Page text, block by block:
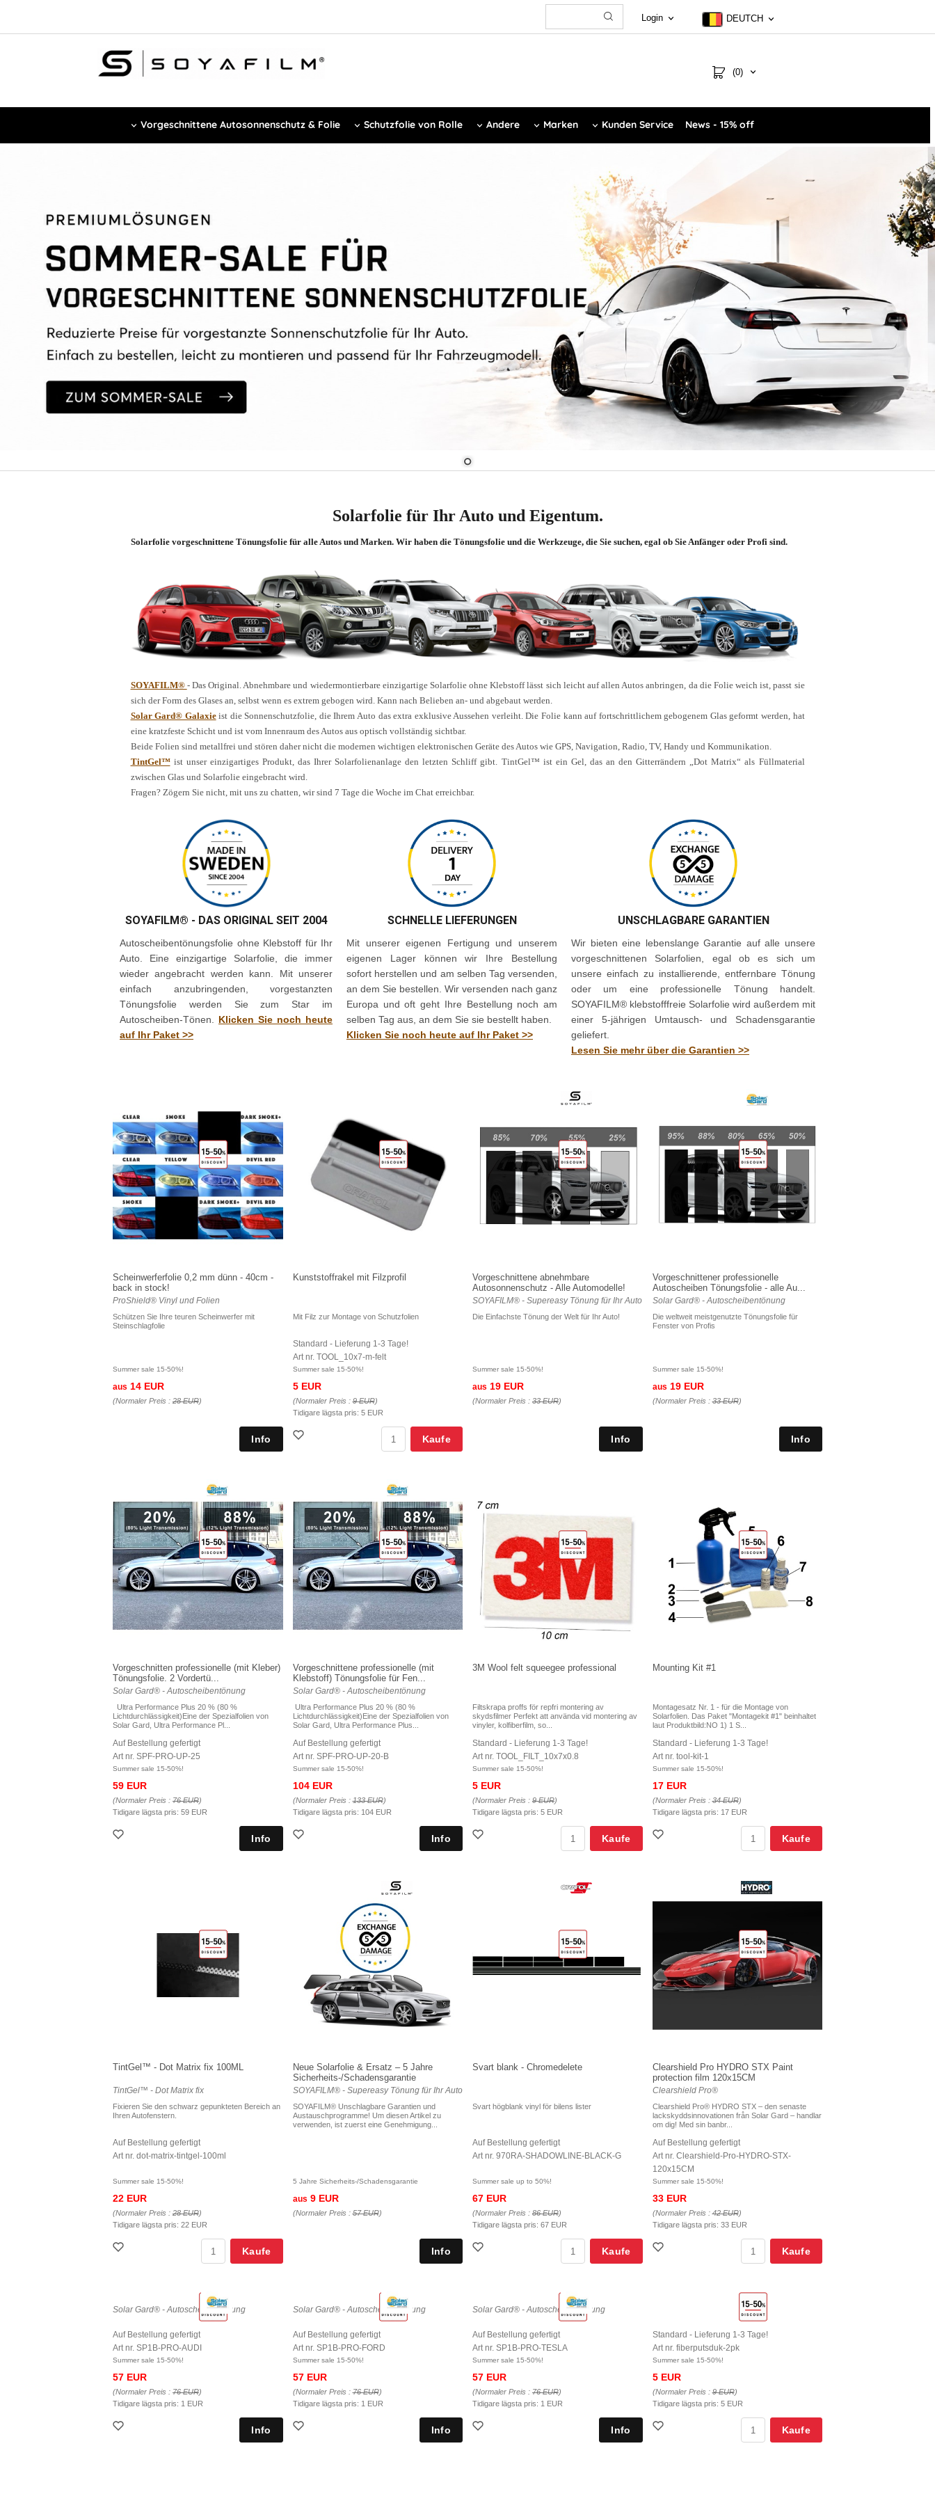
Login DEUTCH
(0)
Vorgeschnittene Autosonnenschutz & Folie Schutzfolie von Rolle Andere Marken Kunden Service News - 15% off
Solarfolie für Ihr Auto und Eigentum.
Solarfolie vorgeschnittene Tönungsfolie für alle Autos und Marken. Wir haben die Tönungsfolie und die Werkzeuge, die Sie suchen, egal ob Sie Anfänger oder Profi sind.
SOYAFILM® - Das Original. Abnehmbare und wiedermontierbare einzigartige Solarfolie ohne Klebstoff lässt sich leicht auf allen Autos anbringen, da die Folie weich ist, passt sie
sich der Form des Glases an, selbst wenn es extrem gebogen wird. Kann nach Belieben an- und abgebaut werden.
Solar Gard® Galaxieist die Sonnenschutzfolie, die Ihrem Auto das extra exklusive Aussehen verleiht. Die Folie kann auf fortschrittlichem gebogenem Glas geformt werden, hat
eine kratzfeste Schicht und ist vom Innenraum des Autos aus optisch vollständig sichtbar.
Beide Folien sind metallfrei und stören daher nicht die modernen wichtigen elektronischen Geräte des Autos wie GPS, Navigation, Radio, TV, Handy und Kommunikation.
TintGel™ist unser einzigartiges Produkt, das Ihrer Solarfolienanlage den letzten Schliff gibt. TintGel™ ist ein Gel, das an den Gitterrändern „Dot Matrix“ als Füllmaterial
zwischen Glas und Solarfolie eingebracht wird.
Fragen? Zögern Sie nicht, mit uns zu chatten, wir sind 7 Tage die Woche im Chat erreichbar.
SOYAFILM® - DAS ORIGINAL SEIT 2004
Autoscheibentönungsfolie ohne Klebstoff für Ihr
Auto. Eine einzigartige Solarfolie, die immer
wieder angebracht werden kann. Mit unserer
einfach anzubringenden, vorgestanzten
Tönungsfolie werden Sie zum Star im
Autoscheiben-Tönen. Klicken Sie noch heute
auf Ihr Paket >>
SCHNELLE LIEFERUNGEN
Mit unserer eigenen Fertigung und unserem
eigenen Lager können wir Ihre Bestellung
sofort herstellen und am selben Tag versenden,
an dem Sie bestellen. Wir versenden nach ganz
Europa und oft geht Ihre Bestellung noch am
selben Tag aus, an dem Sie sie bestellt haben.
Klicken Sie noch heute auf Ihr Paket >>
UNSCHLAGBARE GARANTIEN
Wir bieten eine lebenslange Garantie auf alle unsere
vorgeschnittenen Solarfolien, egal ob es sich um
unsere einfach zu installierende, entfernbare Tönung
oder um eine professionelle Tönung handelt.
SOYAFILM® klebstofffreie Solarfolie wird außerdem mit
einer 5-jährigen Umtausch- und Schadensgarantie
geliefert.
Lesen Sie mehr über die Garantien >>
Scheinwerferfolie 0,2 mm dünn - 40cm -
back in stock!
ProShield® Vinyl und Folien
Schützen Sie Ihre teuren Scheinwerfer mit
Steinschlagfolie
Summer sale 15-50%!
aus 14 EUR
(Normaler Preis : 28 EUR)
Kunststoffrakel mit Filzprofil
Mit Filz zur Montage von Schutzfolien
Standard - Lieferung 1-3 Tage!
Art nr. TOOL_10x7-m-felt
Summer sale 15-50%!
5 EUR
(Normaler Preis :9 EUR)
Tidigare lägsta pris: 5 EUR
Kaufe
Vorgeschnittene abnehmbare
Autosonnenschutz - Alle Automodelle!
SOYAFILM® - Supereasy Tönung für Ihr Auto
Die Einfachste Tönung der Welt für Ihr Auto!
Summer sale 15-50%!
aus 19 EUR
(Normaler Preis : 33 EUR)
Vorgeschnittener professionelle
Autoscheiben Tönungsfolie - alle Au...
Solar Gard® - Autoscheibentönung
Die weltweit meistgenutzte Tönungsfolie für
Fenster von Profis
Summer sale 15-50%!
aus 19 EUR
(Normaler Preis :33 EUR)
Vorgeschnitten professionelle (mit Kleber)
Tönungsfolie. 2 Vordertü...
Solar Gard® - Autoscheibentönung
Ultra Performance Plus 20 % (80 %
Lichtdurchlässigkeit)Eine der Spezialfolien von
Solar Gard, Ultra Performance Pl...
Auf Bestellung gefertigt
Art nr. SPF-PRO-UP-25
Summer sale 15-50%!
59 EUR
(Normaler Preis : 76 EUR)
Tidigare lägsta pris: 59 EUR
Vorgeschnittene professionelle (mit
Klebstoff) Tönungsfolie für Fen...
Solar Gard® - Autoscheibentönung
Ultra Performance Plus 20 % (80 %
Lichtdurchlässigkeit)Eine der Spezialfolien von
Solar Gard, Ultra Performance Plus...
Auf Bestellung gefertigt
Art nr. SPF-PRO-UP-20-B
Summer sale 15-50%!
104 EUR
(Normaler Preis :133 EUR)
Tidigare lägsta pris: 104 EUR
3M Wool felt squeegee professional
Filtskrapa proffs för repfri montering av
skydsfilmer Perfekt att använda vid montering av
vinyler, kolfiberfilm, so...
Standard - Lieferung 1-3 Tage!
Art nr. TOOL_FILT_10x7x0.8
Summer sale 15-50%!
5 EUR
(Normaler Preis : 9 EUR)
Tidigare lägsta pris: 5 EUR
Kaufe
Mounting Kit #1
Montagesatz Nr. 1 - für die Montage von
Solarfolien. Das Paket "Montagekit #1" beinhaltet
laut Produktbild:NO 1) 1 S...
Standard - Lieferung 1-3 Tage!
Art nr. tool-kit-1
Summer sale 15-50%!
17 EUR
(Normaler Preis :34 EUR)
Tidigare lägsta pris: 17 EUR
Kaufe
TintGel™ - Dot Matrix fix 100ML
TintGel™ - Dot Matrix fix
Fixieren Sie den schwarz gepunkteten Bereich an
Ihren Autofenstern.
Auf Bestellung gefertigt
Art nr. dot-matrix-tintgel-100ml
Summer sale 15-50%!
22 EUR
(Normaler Preis : 28 EUR)
Tidigare lägsta pris: 22 EUR
Kaufe
Neue Solarfolie & Ersatz – 5 Jahre
Sicherheits-/Schadensgarantie
SOYAFILM® - Supereasy Tönung für Ihr Auto
SOYAFILM® Unschlagbare Garantien und
Austauschprogramme! Um diesen Artikel zu
verwenden, ist zuerst eine Genehmigung...
5 Jahre Sicherheits-/Schadensgarantie
aus 9 EUR
(Normaler Preis :57 EUR)
Svart blank - Chromedelete
Svart högblank vinyl för bilens lister
Auf Bestellung gefertigt
Art nr. 970RA-SHADOWLINE-BLACK-G
Summer sale up to 50%!
67 EUR
(Normaler Preis : 86 EUR)
Tidigare lägsta pris: 67 EUR
Kaufe
Clearshield Pro HYDRO STX Paint
protection film 120x15CM
Clearshield Pro®
Clearshield Pro® HYDRO STX – den senaste
lackskyddsinnovationen från Solar Gard – handlar
om dig! Med sin banbr...
Auf Bestellung gefertigt
Art nr. Clearshield-Pro-HYDRO-STX-
120x15CM
Summer sale 15-50%!
33 EUR
(Normaler Preis :42 EUR)
Tidigare lägsta pris: 33 EUR
Kaufe
Solar Gard® - Autoscheibentönung
Auf Bestellung gefertigt
Art nr. SP1B-PRO-AUDI
Summer sale 15-50%!
57 EUR
(Normaler Preis : 76 EUR)
Tidigare lägsta pris: 1 EUR
Solar Gard® - Autoscheibentönung
Auf Bestellung gefertigt
Art nr. SP1B-PRO-FORD
Summer sale 15-50%!
57 EUR
(Normaler Preis :76 EUR)
Tidigare lägsta pris: 1 EUR
Solar Gard® - Autoscheibentönung
Auf Bestellung gefertigt
Art nr. SP1B-PRO-TESLA
Summer sale 15-50%!
57 EUR
(Normaler Preis : 76 EUR)
Tidigare lägsta pris: 1 EUR
Standard - Lieferung 1-3 Tage!
Art nr. fiberputsduk-2pk
Summer sale 15-50%!
5 EUR
(Normaler Preis :9 EUR)
Tidigare lägsta pris: 5 EUR
Kaufe